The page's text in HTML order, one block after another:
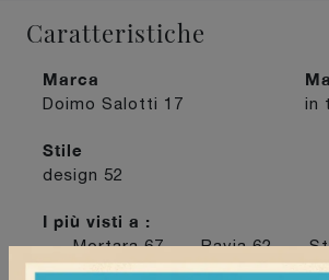
Caratteristiche
Marca
Doimo Salotti 17 in
Stile
design 52
I più visti a :
Mortara67 Pavia62
Vigevano66